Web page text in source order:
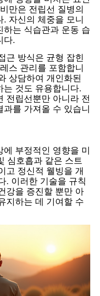
만은 전립선 질병의
자신의 체중을 모니
하는 식습관과 운동 습
다.
근 방식은 균형 잡힌
스 관리를 포함합니
상담하여 개인화된
는 것도 유용합니다.
전립선뿐만 아니라 전
를 가져올 수 있습니
부정적인 영향을 미
심호흡과 같은 스트
고 정신적 웰빙을 개
. 이러한 기술을 규칙
강을 증진할 뿐만 아
지하는 데 기여할 수